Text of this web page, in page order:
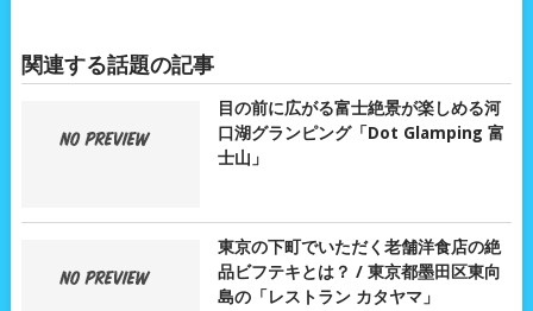
関連する話題の記事
目の前に広がる富士絶景が楽しめる河
口湖グランピング「Dot Glamping 富
士山」
東京の下町でいただく老舗洋食店の絶
品ビフテキとは？ / 東京都墨田区東向
島の「レストラン カタヤマ」